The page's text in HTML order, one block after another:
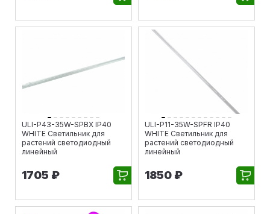
ULI-P43-35W-SPBX IP40
WHITE Светильник для
растений светодиодный
линейный
1705 ₽
ULI-P11-35W-SPFR IP40
WHITE Светильник для
растений светодиодный
линейный
1850 ₽